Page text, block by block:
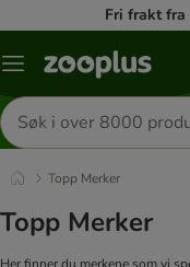
Fri frakt
Katalogmeny
Søk
etter
produkter
Topp Merker
Topp Merker